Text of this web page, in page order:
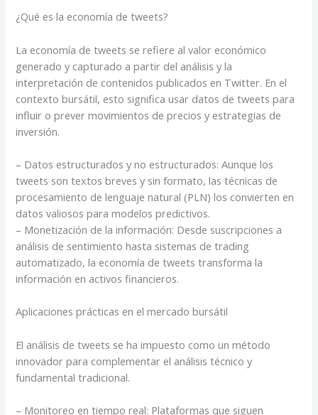
¿Qué es la economía de tweets?
La economía de tweets se refiere al valor económico
generado y capturado a partir del análisis y la
interpretación de contenidos publicados en Twitter. En el
contexto bursátil, esto significa usar datos de tweets para
influir o prever movimientos de precios y estrategias de
inversión.
– Datos estructurados y no estructurados: Aunque los
tweets son textos breves y sin formato, las técnicas de
procesamiento de lenguaje natural (PLN) los convierten en
datos valiosos para modelos predictivos.
– Monetización de la información: Desde suscripciones a
análisis de sentimiento hasta sistemas de trading
automatizado, la economía de tweets transforma la
información en activos financieros.
Aplicaciones prácticas en el mercado bursátil
El análisis de tweets se ha impuesto como un método
innovador para complementar el análisis técnico y
fundamental tradicional.
– Monitoreo en tiempo real: Plataformas que siguen